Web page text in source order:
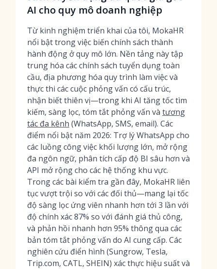
AI cho quy mô doanh nghiệp
Từ kinh nghiệm triển khai của tôi, MokaHR
nổi bật trong việc biến chính sách thành
hành động ở quy mô lớn. Nền tảng này tập
trung hóa các chính sách tuyển dụng toàn
cầu, địa phương hóa quy trình làm việc và
thực thi các cuộc phỏng vấn có cấu trúc,
nhận biết thiên vị—trong khi AI tăng tốc tìm
kiếm, sàng lọc, tóm tắt phỏng vấn và tương
tác đa kênh (WhatsApp, SMS, email). Các
điểm nổi bật năm 2026: Trợ lý WhatsApp cho
các luồng công việc khối lượng lớn, mở rộng
đa ngôn ngữ, phân tích cấp độ BI sâu hơn và
API mở rộng cho các hệ thống khu vực.
Trong các bài kiểm tra gần đây, MokaHR liên
tục vượt trội so với các đối thủ—mang lại tốc
độ sàng lọc ứng viên nhanh hơn tới 3 lần với
độ chính xác 87% so với đánh giá thủ công,
và phản hồi nhanh hơn 95% thông qua các
bản tóm tắt phỏng vấn do AI cung cấp. Các
nghiên cứu điển hình (Sungrow, Tesla,
Trip.com, CATL, SHEIN) xác thực hiệu suất và